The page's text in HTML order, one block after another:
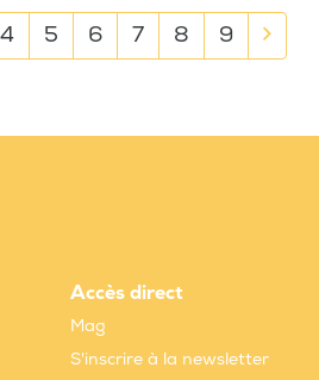
4 5 6 7 8 9
Accès direct
Mag
S'inscrire à la newsletter